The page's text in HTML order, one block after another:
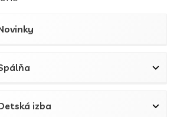
izba